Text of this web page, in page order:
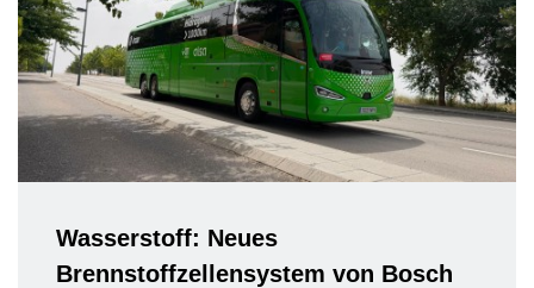
Wasserstoff: Neues
Brennstoffzellensystem von Bosch